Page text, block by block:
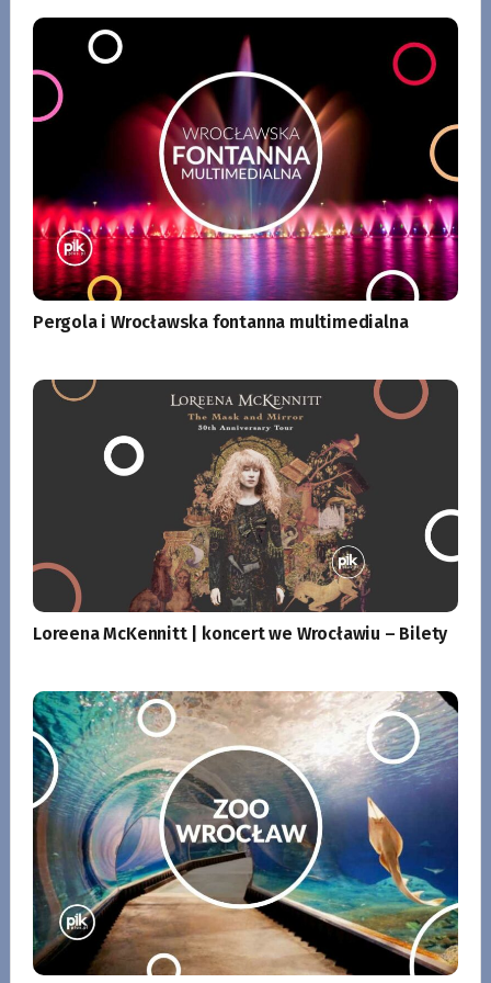
Pergola i Wrocławska fontanna multimedialna
Loreena McKennitt | koncert we Wrocławiu – Bilety